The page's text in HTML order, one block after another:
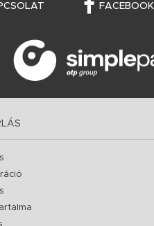
FACEBOOK